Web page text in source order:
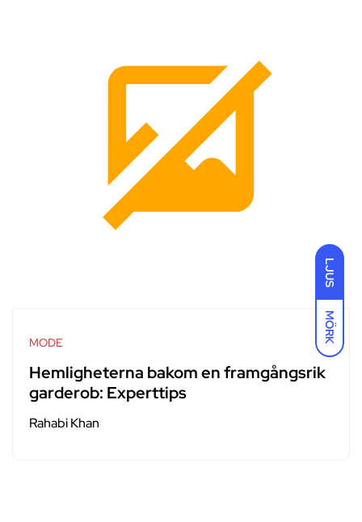
LJUS
MÖRK
MODE
Hemligheterna bakom en framgångsrik
garderob: Experttips
Rahabi Khan